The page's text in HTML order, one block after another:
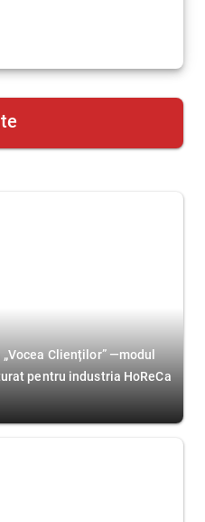
Clienților” —modul
pentru industria HoReCa